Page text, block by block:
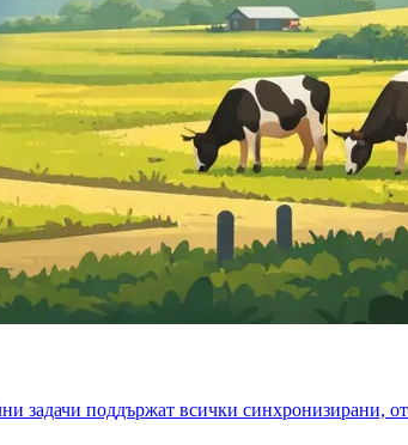
задачи поддържат всички синхронизирани,